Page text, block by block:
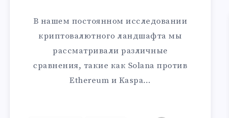
В нашем постоянном исследовании
криптовалютного ландшафта мы
рассматривали различные
сравнения, такие как Solana против
Ethereum и Kaspa…